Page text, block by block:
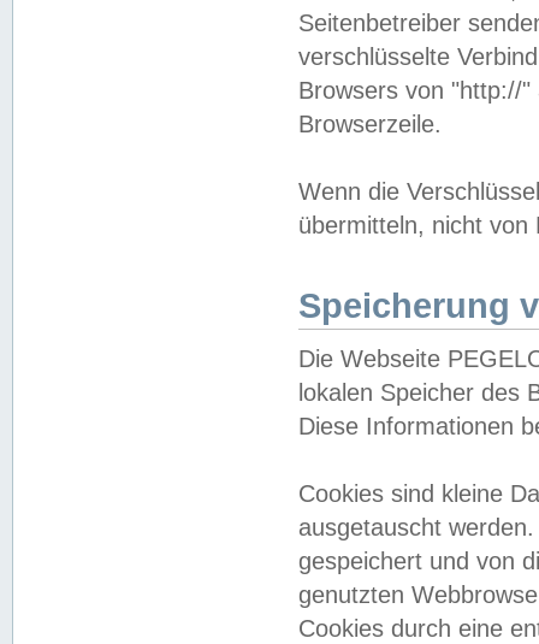
Seitenbetreiber
verschlüsselte
Browsers von "http://
Browserzeile.
Wenn die
übermitteln, nicht von
Speicherung
Die Webseite
lokalen Speicher des
Diese Informationen
Cookies sind kleine
ausgetauscht
gespeichert und von
genutzten
Cookies durch eine